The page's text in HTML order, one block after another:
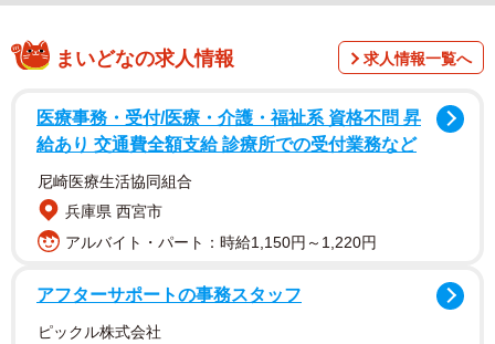
まいどなの求人情報 求人情報一覧へ
医療事務・受付/医療・介護・福祉系 資格不問 昇
給あり 交通費全額支給 診療所での受付業務など
尼崎医療生活協同組合
兵庫県 西宮市
アルバイト・パート：時給1,150円～1,220円
アフターサポートの事務スタッフ
ピックル株式会社